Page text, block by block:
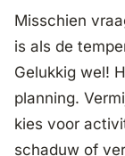
Misschien
is als de
Gelukkig wel!
planning.
kies voor
schaduw of